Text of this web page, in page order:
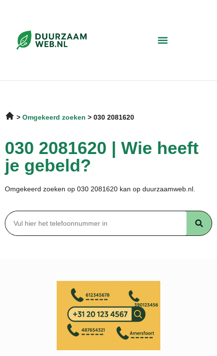
Omgekeerd zoeken 030 2081620
030 2081620 | Wie heeft
je gebeld?
Omgekeerd zoeken op 030 2081620 kan op duurzaamweb.nl.